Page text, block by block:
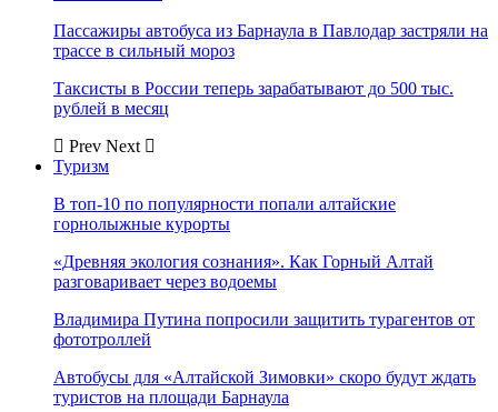
Пассажиры автобуса из Барнаула в Павлодар застряли на
трассе в сильный мороз
Таксисты в России теперь зарабатывают до 500 тыс.
рублей в месяц
Prev Next
Туризм
В топ-10 по популярности попали алтайские
горнолыжные курорты
«Древняя экология сознания». Как Горный Алтай
разговаривает через водоемы
Владимира Путина попросили защитить турагентов от
фототроллей
Автобусы для «Алтайской Зимовки» скоро будут ждать
туристов на площади Барнаула